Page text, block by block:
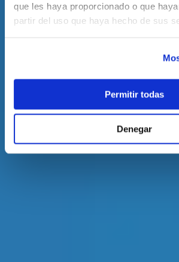
que les haya proporcionado o que
partir del uso que haya hecho de sus
Permitir todas
Denegar